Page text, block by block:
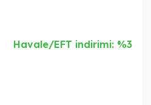
Havale/EFT indirimi: %3